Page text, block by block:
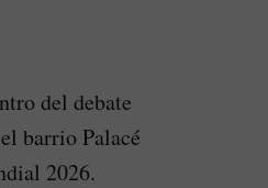
del debate
barrio Palacé
2026.